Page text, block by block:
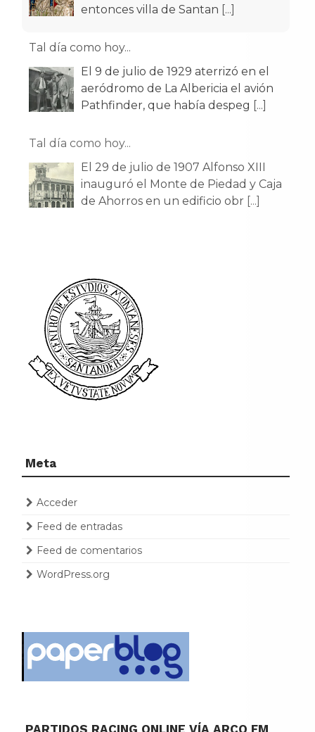
entonces villa de Santan [...]
Tal día como hoy...
El 9 de julio de 1929 aterrizó en el
aeródromo de La Albericia el avión
Pathfinder, que había despeg [...]
Tal día como hoy...
El 29 de julio de 1907 Alfonso XIII
inauguró el Monte de Piedad y Caja
de Ahorros en un edificio obr [...]
Meta
Acceder
Feed de entradas
Feed de comentarios
WordPress.org
PARTIDOS RACING ONLINE VÍA ARCO FM